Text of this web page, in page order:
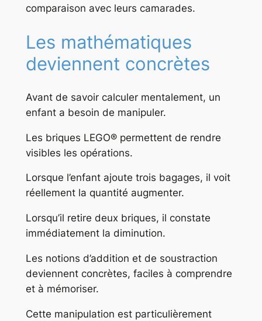
comparaison avec leurs camarades.
Les mathématiques
deviennent concrètes
Avant de savoir calculer mentalement, un
enfant a besoin de manipuler.
Les briques LEGO® permettent de rendre
visibles les opérations.
Lorsque l’enfant ajoute trois bagages, il voit
réellement la quantité augmenter.
Lorsqu’il retire deux briques, il constate
immédiatement la diminution.
Les notions d’addition et de soustraction
deviennent concrètes, faciles à comprendre
et à mémoriser.
Cette manipulation est particulièrement